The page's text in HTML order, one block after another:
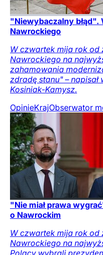
"Niewybaczalny
Nawrockiego
W czwartek mija rok
Nawrockiego na
zahamowania
zdradę stanu" – napisał
Kosiniak-Kamysz.
OpinieKrajObserwator
"Nie miał prawa
o Nawrockim
W czwartek mija rok
Nawrockiego na
Polacy wybrali